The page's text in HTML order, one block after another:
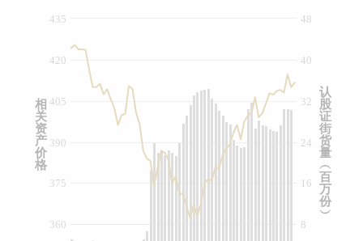
8
16
24
32
40
48
360
420
375
390
405
435
认
股
证
街
货
量
︵
百
万
份
︶
相
关
资
产
价
格
认股证文件及公告 (瑞信)
牛熊证速算机
牛熊证文件及公告
牛熊证文件及公告 (瑞信)
即市板块表现
收市竞价变化